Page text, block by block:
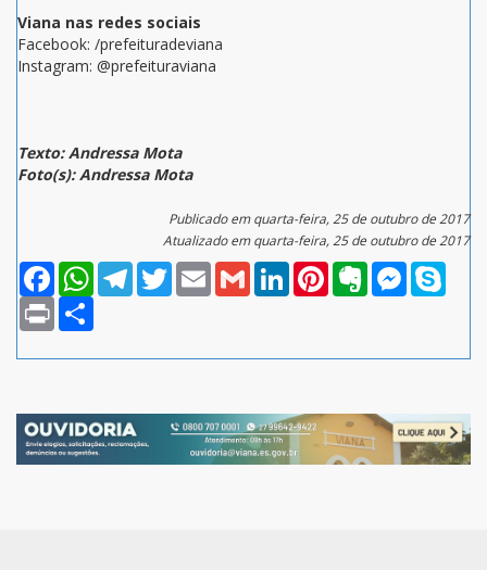
Viana nas redes sociais
Facebook: /prefeituradeviana
Instagram: @prefeituraviana
Texto: Andressa Mota
Foto(s): Andressa Mota
Publicado em quarta-feira, 25 de outubro de 2017
Atualizado em quarta-feira, 25 de outubro de 2017
FacebookWhatsAppTelegramTwitterEmail Gmail LinkedInPinterestEvernoteMessenger
Print